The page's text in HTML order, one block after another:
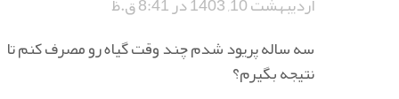
سه ساله پریود شدم چند وقت گیاه رو مصرف کنم تا
نتیجه بگیرم؟